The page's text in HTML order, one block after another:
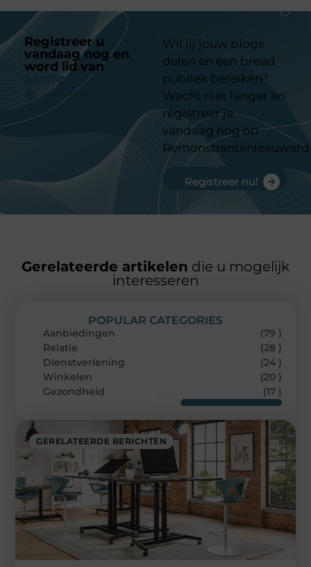
Registreer u
vandaag nog en
word lid van
platform
Wil jij jouw blogs
delen en een breed
publiek bereiken?
Wacht niet langer en
registreer je
vandaag nog op
Registreer nu!
Gerelateerde artikelen die u mogelijk
interesseren
GERELATEERDE BERICHTEN
POPULAR CATEGORIES
Aanbiedingen
(79 )
Relatie
(28 )
Dienstverlening
(24 )
Winkelen
(20 )
Gezondheid
(17 )